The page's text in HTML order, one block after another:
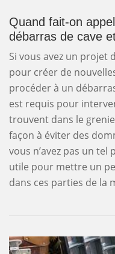
Quand fait-on
débarras de cave
Si vous avez un projet
pour créer de
procéder à un
est requis pour
trouvent dans le
façon à éviter des
vous n’avez pas un
utile pour mettre un
dans ces parties de la